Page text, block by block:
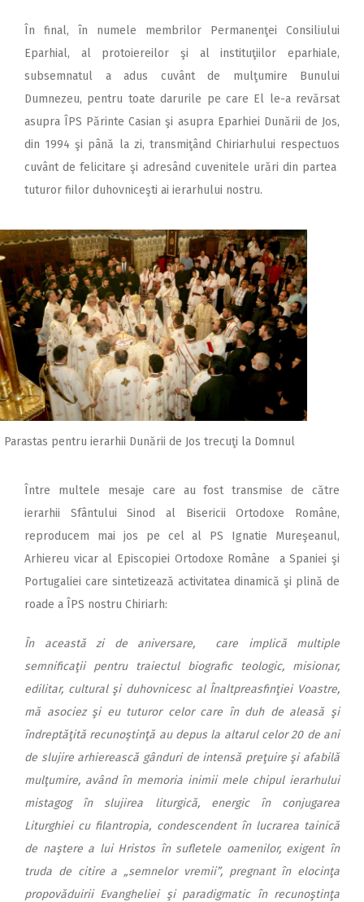
În final, în numele membrilor Permanenţei Consiliului
Eparhial, al protoiereilor şi al instituţiilor eparhiale,
subsemnatul a adus cuvânt de mulţumire Bunului
Dumnezeu, pentru toate darurile pe care El le-a revărsat
asupra ÎPS Părinte Casian şi asupra Eparhiei Dunării de Jos,
din 1994 şi până la zi, transmiţând Chiriarhului respectuos
cuvânt de felicitare şi adresând cuvenitele urări din partea
tuturor fiilor duhovniceşti ai ierarhului nostru.
Parastas pentru ierarhii Dunării de Jos trecuţi la Domnul
Între multele mesaje care au fost transmise de către
ierarhii Sfântului Sinod al Bisericii Ortodoxe Române,
reproducem mai jos pe cel al PS Ignatie Mureşeanul,
Arhiereu vicar al Episcopiei Ortodoxe Române a Spaniei şi
Portugaliei care sintetizează activitatea dinamică şi plină de
roade a ÎPS nostru Chiriarh:
În această zi de aniversare, care implică multiple
semnificaţii pentru traiectul biografic teologic, misionar,
edilitar, cultural şi duhovnicesc al Înaltpreasfinţiei Voastre,
mă asociez şi eu tuturor celor care în duh de aleasă şi
îndreptăţită recunoştinţă au depus la altarul celor 20 de ani
de slujire arhierească gânduri de intensă preţuire şi afabilă
mulţumire, având în memoria inimii mele chipul ierarhului
mistagog în slujirea liturgică, energic în conjugarea
Liturghiei cu filantropia, condescendent în lucrarea tainică
de naştere a lui Hristos în sufletele oamenilor, exigent în
truda de citire a „semnelor vremii”, pregnant în elocinţa
propovăduirii Evangheliei şi paradigmatic în recunoştinţa